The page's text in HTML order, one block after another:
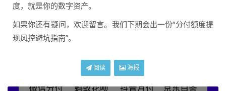
度，就是你的数字资产。
如果你还有疑问，欢迎留言。我们下期会出一份“分付额度提
现风控避坑指南”。
阅读 海报